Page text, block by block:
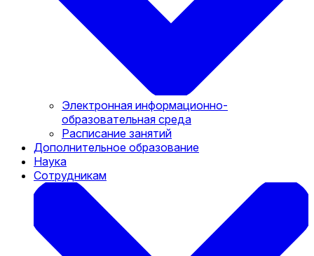
Электронная информационно-
образовательная среда
Расписание занятий
Дополнительное образование
Наука
Сотрудникам